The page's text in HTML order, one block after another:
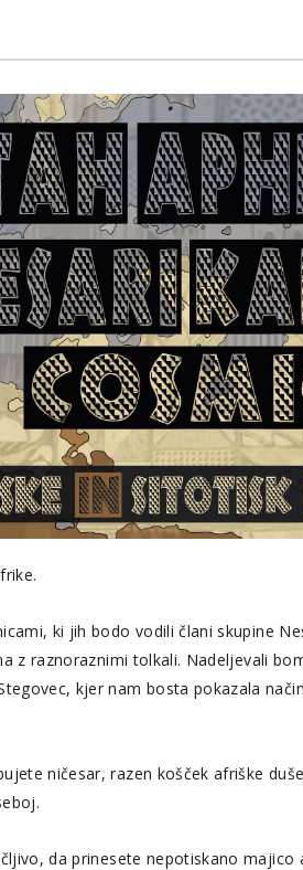
ki jih bodo vodili člani skupine
z raznoraznimi tolkali. Nadeljevali
kjer nam bosta pokazala
ničesar, razen košček afriške
da prinesete nepotiskano